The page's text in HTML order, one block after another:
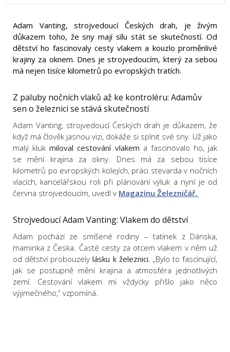
Adam Vanting, strojvedoucí Českých drah, je živým
důkazem toho, že sny mají sílu stát se skutečností. Od
dětství ho fascinovaly cesty vlakem a kouzlo proměnlivé
krajiny za oknem. Dnes je strojvedoucím, který za sebou
má nejen tisíce kilometrů po evropských tratích.
Z paluby nočních vlaků až ke kontroléru: Adamův
sen o železnici se stává skutečností
Adam Vanting, strojvedoucí Českých drah je důkazem, že
když má člověk jasnou vizi, dokáže si splnit své sny. Už jako
malý kluk miloval cestování vlakem a fascinovalo ho, jak
se mění krajina za okny. Dnes má za sebou tisíce
kilometrů po evropských kolejích, práci stevarda v nočních
vlacích, kancelářskou roli při plánování výluk a nyní je od
června strojvedoucím, uvedl v Magazínu Železničář.
Strojvedoucí Adam Vanting: Vlakem do dětství
Adam pochází ze smíšené rodiny – tatínek z Dánska,
maminka z Česka. Časté cesty za otcem vlakem v něm už
od dětství probouzely lásku k železnici. „Bylo to fascinující,
jak se postupně mění krajina a atmosféra jednotlivých
zemí. Cestování vlakem mi vždycky přišlo jako něco
výjimečného,“ vzpomíná.